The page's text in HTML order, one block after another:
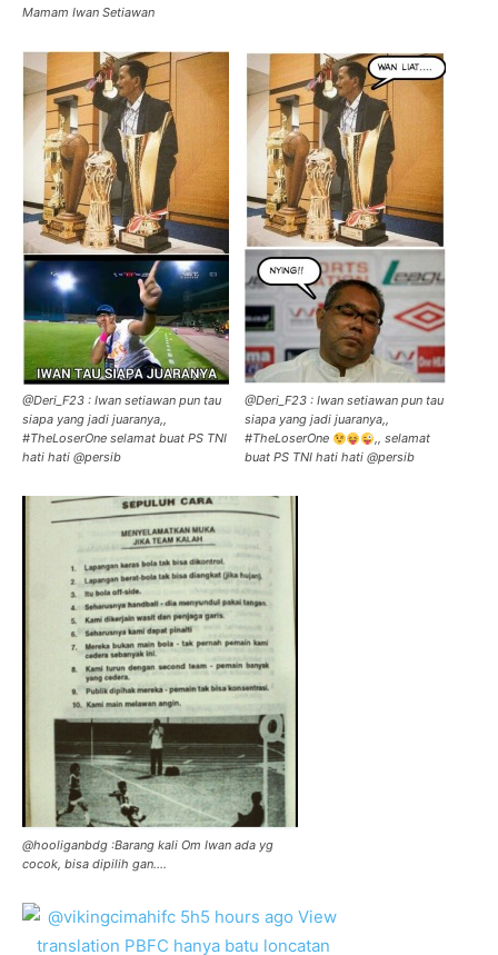
Mamam Iwan Setiawan
@Deri_F23 : Iwan setiawan pun tau
siapa yang jadi juaranya,,
#TheLoserOne selamat buat PS TNI
hati hati @persib
@Deri_F23 : Iwan setiawan pun tau
siapa yang jadi juaranya,,
#TheLoserOne
,, selamat
buat PS TNI hati hati @persib
@hooliganbdg :Barang kali Om Iwan ada yg
cocok, bisa dipilih gan….